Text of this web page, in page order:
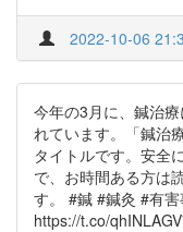
2022-10-06
今年の3月に、鍼治
れています。「鍼治
タイトルです。安全
で、お時間ある方は
す。 #鍼 #鍼灸 #有
https://t.co/